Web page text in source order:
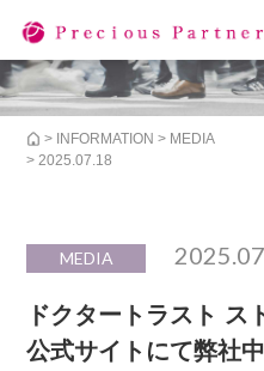
> INFORMATION > MEDIA
> 2025.07.18
MEDIA
ドクタートラスト ス
公式サイトにて弊社